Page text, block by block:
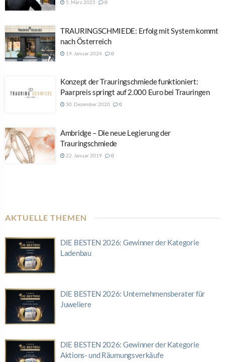
5. März 2025 0
TRAURINGSCHMIEDE: Erfolg mit System kommt
nach Österreich
19. Januar 2024 0
Konzept der Trauringschmiede funktioniert:
Paarpreis springt auf 2.000 Euro bei Trauringen
30. Dezember 2020 0
Ambridge – Die neue Legierung der
Trauringschmiede
22. Januar 2019 0
AKTUELLE THEMEN
DIE BESTEN 2026: Gewinner der Kategorie
Ladenbau
DIE BESTEN 2026: Unternehmensberater für
Juweliere
DIE BESTEN 2026: Gewinner der Kategorie
Aktions- und Räumungsverkäufe